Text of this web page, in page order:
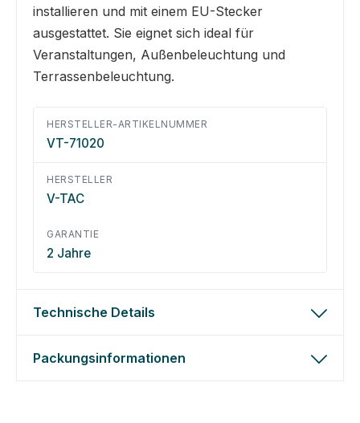
installieren und mit einem EU-Stecker
ausgestattet. Sie eignet sich ideal für
Veranstaltungen, Außenbeleuchtung und
Terrassenbeleuchtung.
HERSTELLER-ARTIKELNUMMER
VT-71020
HERSTELLER
V-TAC
GARANTIE
2 Jahre
Technische Details
Packungsinformationen